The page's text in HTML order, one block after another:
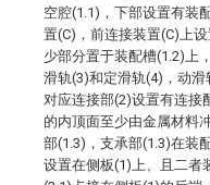
空腔(1.1)，下部设置有装
置(C)，前连接装置(C)上
少部分置于装配槽(1.2)上
滑轨(3)和定滑轨(4)，动
对应连接部(2)设置有连接
的内顶面至少由金属材料
部(1.3)，支承部(1.3)在装
设置在侧板(1)上、且二者